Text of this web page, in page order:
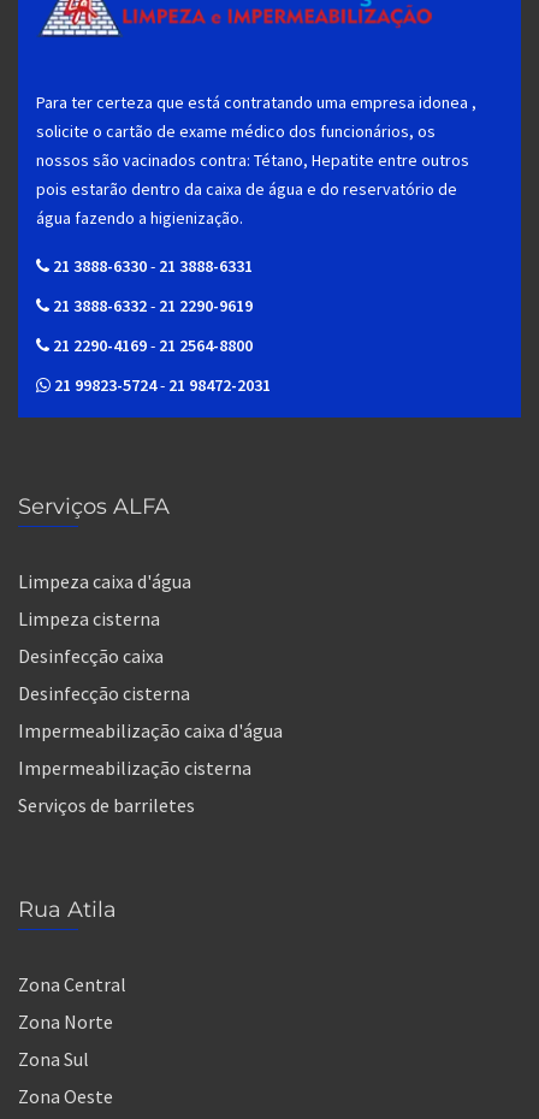
Para ter certeza que está contratando uma empresa idonea ,
solicite o cartão de exame médico dos funcionários, os
nossos são vacinados contra: Tétano, Hepatite entre outros
pois estarão dentro da caixa de água e do reservatório de
água fazendo a higienização.
21 3888-6330- 21 3888-6331
21 3888-6332- 21 2290-9619
21 2290-4169- 21 2564-8800
21 99823-5724- 21 98472-2031
Serviços ALFA
Limpeza caixa d'água
Limpeza cisterna
Desinfecção caixa
Desinfecção cisterna
Impermeabilização caixa d'água
Impermeabilização cisterna
Serviços de barriletes
Rua Atila
Zona Central
Zona Norte
Zona Sul
Zona Oeste